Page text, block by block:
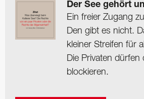
Der See gehört
Ein freier Zugang
Den gibt es nicht.
kleiner Streifen für
Die Privaten
blockieren.